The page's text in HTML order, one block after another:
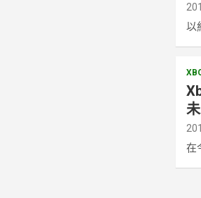
以
在